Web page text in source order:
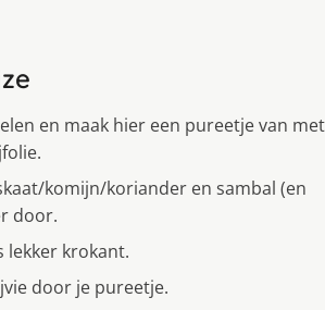
en maak hier een pureetje van met
komijn/koriander en sambal (en
door.
lekker krokant.
door je pureetje.